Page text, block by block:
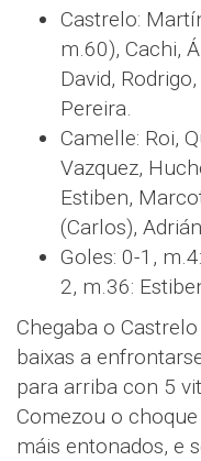
Castrelo:
m.60), Cachi,
David,
Pereira.
Camelle: Roi,
Vazquez,
Estiben,
(Carlos),
Goles: 0-1,
2, m.36:
Chegaba o
baixas a
para arriba con 5
Comezou o
máis entonados, e